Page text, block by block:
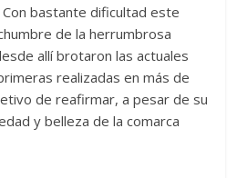
bastante dificultad este
de la herrumbrosa
allí brotaron las actuales
realizadas en más de
de reafirmar, a pesar de su
y belleza de la comarca